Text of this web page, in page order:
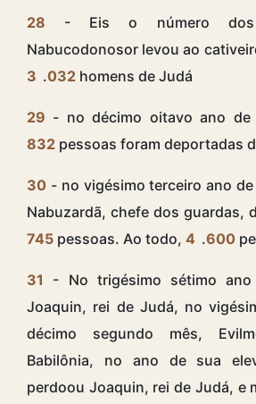
28 - Eis o número dos
Nabucodonosor levou ao
3 .032 homens de Judá
29 - no décimo oitavo ano de
832 pessoas foram deportadas
30 - no vigésimo terceiro ano
Nabuzardã, chefe dos guardas,
745 pessoas. Ao todo, 4 .600
31 - No trigésimo sétimo
Joaquin, rei de Judá, no
décimo segundo mês,
Babilônia, no ano de sua
perdoou Joaquin, rei de Judá, e